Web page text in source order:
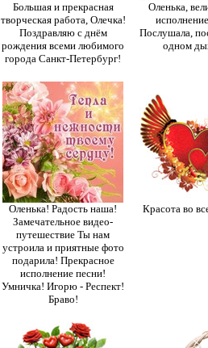
Большая и прекрасная
творческая работа, Олечка!
Поздравляю с днём
рождения всеми любимого
города Санкт-Петербург!
Оленька,
Послушала,
одном
Оленька! Радость наша!
Замечательное видео-
путешествие Ты нам
устроила и приятные фото
подарила! Прекрасное
исполнение песни!
Умничка! Игорю - Респект!
Браво!
Красота во